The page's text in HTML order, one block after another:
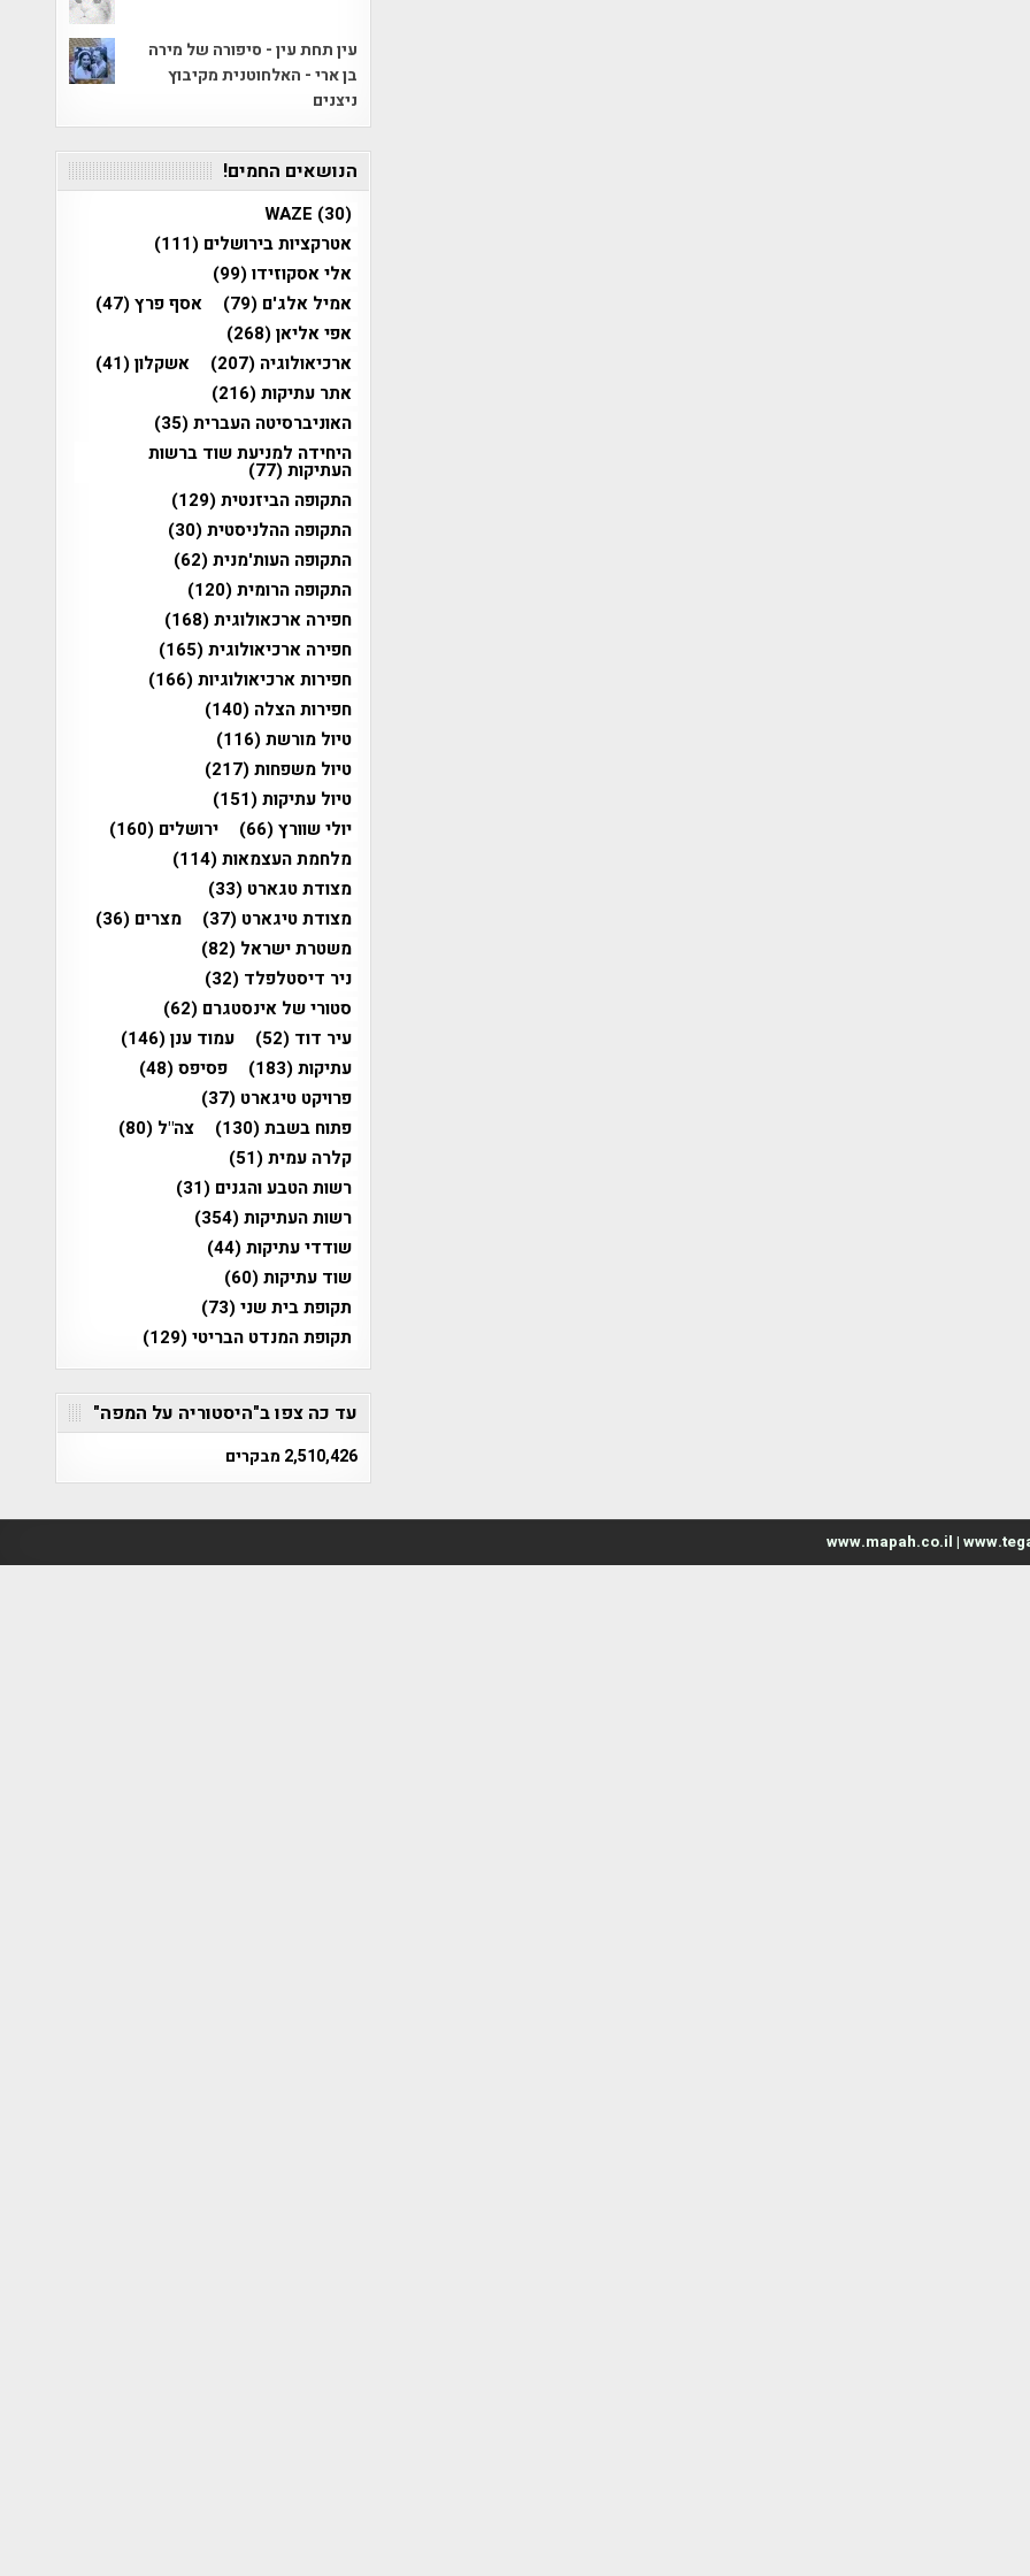
עין תחת עין - סיפורה של מירה
בן ארי - האלחוטנית מקיבוץ
ניצנים
הנושאים החמים!
WAZE (30)
אטרקציות בירושלים (111)
אלי אסקוזידו(99)
אמיל אלג'ם (79) אסף פרץ(47)
אפי אליאן(268)
ארכיאולוגיה (207) אשקלון(41)
אתר עתיקות(216)
האוניברסיטה העברית(35)
היחידה למניעת שוד ברשות
העתיקות(77)
התקופה הביזנטית(129)
התקופה ההלניסטית(30)
התקופה העות'מנית(62)
התקופה הרומית(120)
חפירה ארכאולוגית(168)
חפירה ארכיאולוגית(165)
חפירות ארכיאולוגיות(166)
חפירות הצלה (140)
טיול מורשת(116)
טיול משפחות(217)
טיול עתיקות(151)
יולי שוורץ(66) ירושלים (160)
מלחמת העצמאות(114)
מצודת טגארט (33)
מצודת טיגארט (37) מצרים (36)
משטרת ישראל (82)
ניר דיסטלפלד (32)
סטורי של אינסטגרם (62)
עיר דוד (52) עמוד ענן(146)
עתיקות(183) פסיפס(48)
פרויקט טיגארט (37)
פתוח בשבת(130) צה"ל (80)
קלרה עמית(51)
רשות הטבע והגנים (31)
רשות העתיקות(354)
שודדי עתיקות(44)
שוד עתיקות(60)
תקופת בית שני(73)
תקופת המנדט הבריטי(129)
עד כה צפו ב"היסטוריה על המפה"
2,510,426 מבקרים